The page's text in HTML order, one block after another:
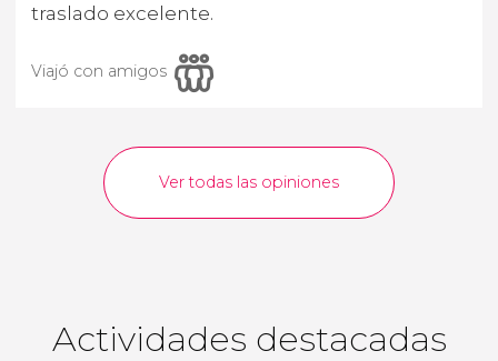
traslado excelente.
Viajó con amigos
Ver todas las opiniones
Actividades destacadas